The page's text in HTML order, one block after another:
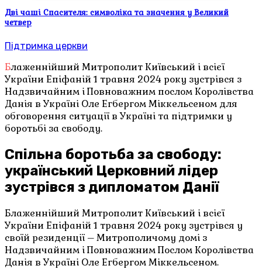
Дві чаші Спасителя: символіка та значення у Великий
четвер
Підтримка церкви
Блаженнійший Митрополит Київський і всієї
України Епіфаній 1 травня 2024 року зустрівся з
Надзвичайним і Повноважним послом Королівства
Данія в Україні Оле Егбергом Міккельсеном для
обговорення ситуації в Україні та підтримки у
боротьбі за свободу.
Спільна боротьба за свободу:
український Церковний лідер
зустрівся з дипломатом Данії
Блаженнійший Митрополит Київський і всієї
України Епіфаній 1 травня 2024 року зустрівся у
своїй резиденції – Митрополичому домі з
Надзвичайним і Повноважним Послом Королівства
Данія в Україні Оле Егбергом Міккельсеном.